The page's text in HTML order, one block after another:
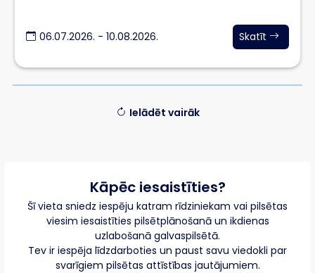
06.07.2026. - 10.08.2026. Skatīt
Ielādēt vairāk
Kāpēc iesaistīties?
Šī vieta sniedz iespēju katram rīdziniekam vai pilsētas
viesim iesaistīties pilsētplānošanā un ikdienas
uzlabošanā galvaspilsētā.
Tev ir iespēja līdzdarboties un paust savu viedokli par
svarīgiem pilsētas attīstības jautājumiem.